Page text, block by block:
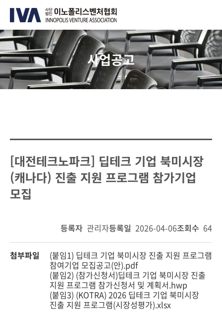
사업공고
[대전테크노파크] 딥테크 기업 북미시장
(캐나다) 진출 지원 프로그램 참가기업
모집
등록자 관리자등록일 2026-04-06조회수 64
첨부파일
(붙임1) 딥테크 기업 북미시장 진출 지원 프로그램
참여기업 모집공고(안).pdf
(붙임2) (참가신청서)딥테크 기업 북미시장 진출
지원 프로그램 참가신청서 및 계획서.hwp
(붙임3) (KOTRA) 2026 딥테크 기업 북미시장
진출 지원 프로그램(시장성평가).xlsx